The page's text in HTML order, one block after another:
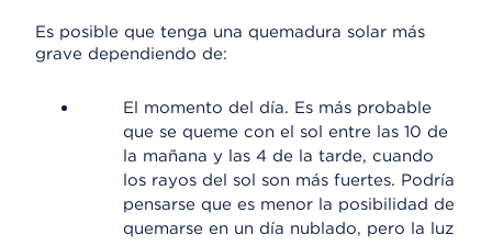
Es posible que tenga una quemadura solar más
grave dependiendo de:
El momento del día. Es más probable
que se queme con el sol entre las 10 de
la mañana y las 4 de la tarde, cuando
los rayos del sol son más fuertes. Podría
pensarse que es menor la posibilidad de
quemarse en un día nublado, pero la luz